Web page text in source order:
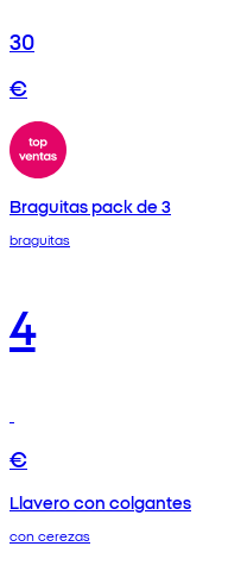
30
€
Braguitas pack de 3
braguitas
4
€
Llavero con colgantes
con cerezas